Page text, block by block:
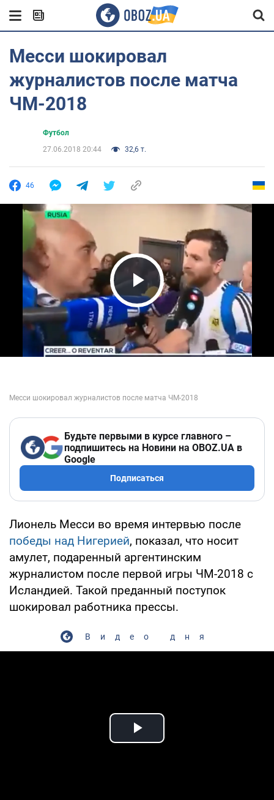
Месси шокировал
журналистов после матча
ЧМ-2018
Футбол
27.06.2018 20:44
32,6 т.
46
Play Video
Будьте первыми в курсе главного –
подпишитесь на Новини на OBOZ.UA в
Google
Подписаться
Лионель Месси во время интервью после
победы над Нигерией, показал, что носит
амулет, подаренный аргентинским
журналистом после первой игры ЧМ-2018 с
Исландией. Такой преданный поступок
шокировал работника прессы.
Видео дня
Play Video